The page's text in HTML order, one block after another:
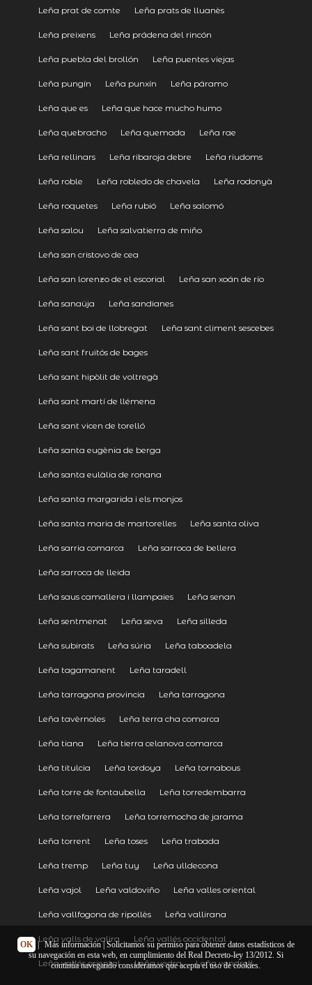
Leña prat de comte Leña prats de lluanès
Leña preixens Leña prádena del rincón
Leña puebla del brollón Leña puentes viejas
Leña pungín Leña punxín Leña páramo
Leña que es Leña que hace mucho humo
Leña quebracho Leña quemada Leña rae
Leña rellinars Leña ribaroja debre Leña riudoms
Leña roble Leña robledo de chavela Leña rodonyà
Leña roquetes Leña rubió Leña salomó
Leña salou Leña salvatierra de miño
Leña san cristovo de cea
Leña san lorenzo de el escorial Leña san xoán de río
Leña sanaüja Leña sandianes
Leña sant boi de llobregat Leña sant climent sescebes
Leña sant fruitós de bages
Leña sant hipòlit de voltregà
Leña sant martí de llémena
Leña sant vicen de torelló
Leña santa eugènia de berga
Leña santa eulàlia de ronana
Leña santa margarida i els monjos
Leña santa maria de martorelles Leña santa oliva
Leña sarria comarca Leña sarroca de bellera
Leña sarroca de lleida
Leña saus camallera i llampaies Leña senan
Leña sentmenat Leña seva Leña silleda
Leña subirats Leña súria Leña taboadela
Leña tagamanent Leña taradell
Leña tarragona provincia Leña tarragona
Leña tavèrnoles Leña terra cha comarca
Leña tiana Leña tierra celanova comarca
Leña titulcia Leña tordoya Leña tornabous
Leña torre de fontaubella Leña torredembarra
Leña torrefarrera Leña torremocha de jarama
Leña torrent Leña toses Leña trabada
Leña tremp Leña tuy Leña ulldecona
Leña vajol Leña valdoviño Leña valles oriental
Leña vallfogona de ripollès Leña vallirana
Leña valls de valira Leña vallés occidental
Leña vallés oriental Leña vedra Leña vendrell
OK | Más información| Solicitamos su permiso para obtener datos estadísticos de
su navegación en esta web, en cumplimiento del Real Decreto-ley 13/2012. Si
continúa navegando consideramos que acepta el uso de cookies.